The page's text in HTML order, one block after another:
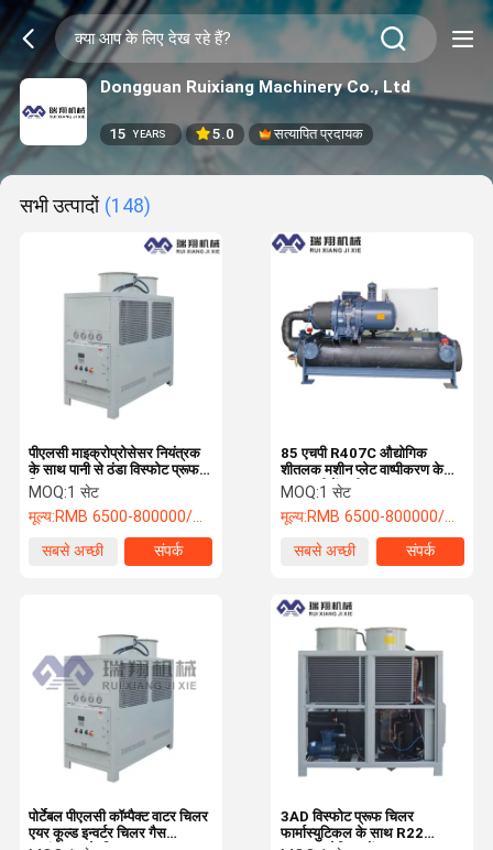
Dongguan Ruixiang Machinery Co., Ltd
15 YEARS 5.0 सत्यापित प्रदायक
सभी उत्पादों (148)
पीएलसी माइक्रोप्रोसेसर नियंत्रक
के साथ पानी से ठंडा विस्फोट प्रूफ
चिलर R134a
MOQ:1 सेट
मूल्य:RMB 6500-800000/PC
सबसे अच्छी
संपर्क
85 एचपी R407C औद्योगिक
शीतलक मशीन प्लेट वाष्पीकरण के
साथ पानी पेंच शीतलक
MOQ:1 सेट
मूल्य:RMB 6500-800000/PC
सबसे अच्छी
संपर्क
पोर्टेबल पीएलसी कॉम्पैक्ट वाटर चिलर
एयर कूल्ड इन्वर्टर चिलर गैस
3AD विस्फोट प्रूफ चिलर
फार्मास्युटिकल के साथ R22